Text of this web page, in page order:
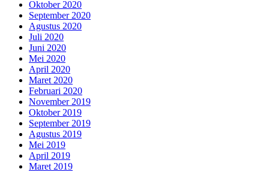
Oktober 2020
September 2020
Agustus 2020
Juli 2020
Juni 2020
Mei 2020
April 2020
Maret 2020
Februari 2020
November 2019
Oktober 2019
September 2019
Agustus 2019
Mei 2019
April 2019
Maret 2019